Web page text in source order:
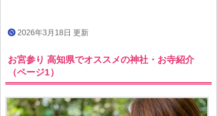
2026年3月18日 更新
お宮参り 高知県でオススメの神社・お寺紹介
（ページ1）